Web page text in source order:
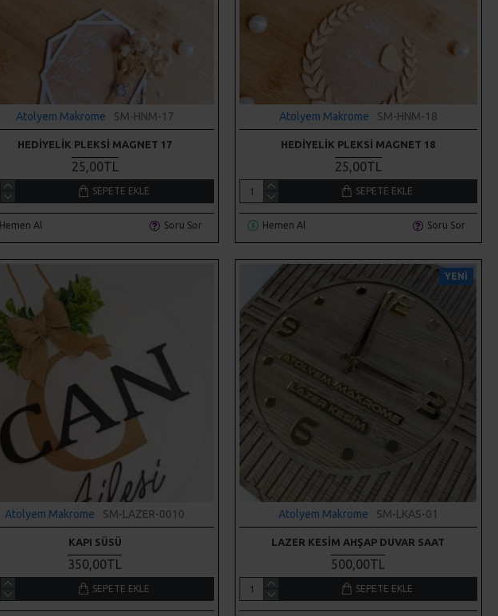
Atolyem Makrome SM-HNM-17
HEDIYELIK PLEKSI MAGNET 17
25,00TL
SEPETE EKLE
Hemen Al Soru Sor
Atolyem Makrome SM-HNM-18
HEDIYELIK PLEKSI MAGNET 18
25,00TL
SEPETE EKLE
Hemen Al Soru Sor
Atolyem Makrome SM-LAZER-0010
KAPI SÜSÜ
350,00TL
SEPETE EKLE
YENI
Atolyem Makrome SM-LKAS-01
LAZER KESIM AHŞAP DUVAR SAAT
500,00TL
SEPETE EKLE